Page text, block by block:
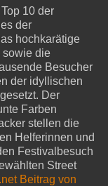
10 der
der
hochkarätige
sowie die
Besucher
der idyllischen
Der
Farben
stellen die
Helferinnen und
Festivalbesuch
Street
Beitrag von